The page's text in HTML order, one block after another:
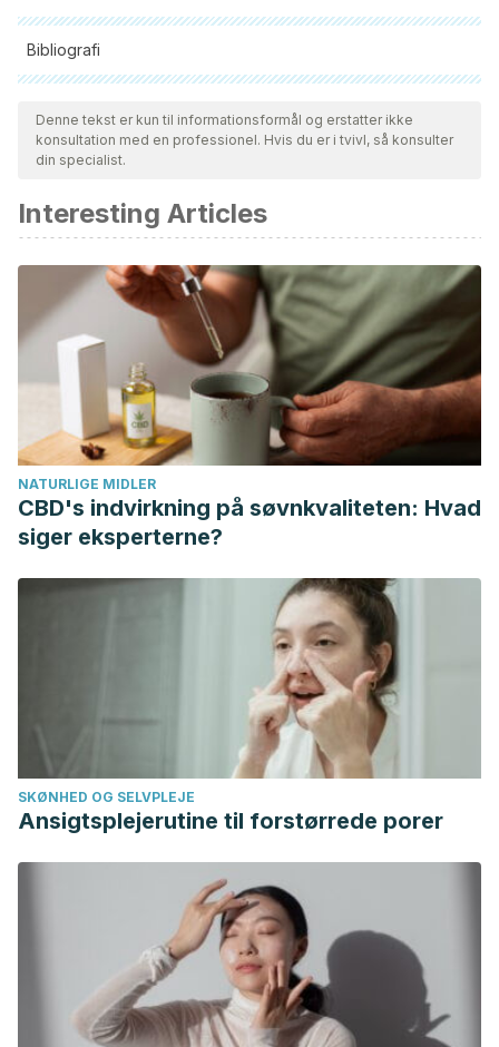
Bibliografi
Alle citerede kilder blev grundigt gennemgået af vores team
for at sikre deres kvalitet, pålidelighed, aktualitet og validitet.
Bibliografien i denne artikel blev betragtet som pålidelig og af
(2015b, septiembre 9).Wired. Recuperado de
https://www.wired.com/2015/09/whats-inside-mr-clean-
magic-eraser/
Denne tekst er kun til informationsformål og erstatter ikke
konsultation med en professionel. Hvis du er i tvivl, så konsulter
din specialist.
Interesting Articles
NATURLIGE MIDLER
CBD's indvirkning på søvnkvaliteten: Hvad
siger eksperterne?
SKØNHED OG SELVPLEJE
Ansigtsplejerutine til forstørrede porer